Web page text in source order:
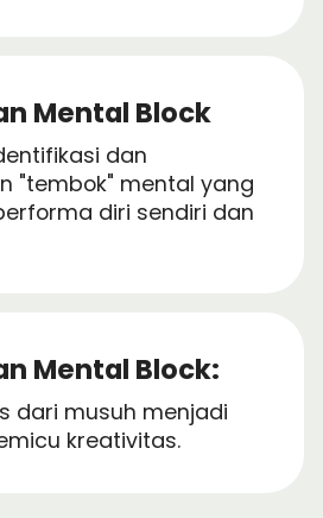
Mental Block
dan
"tembok" mental yang
diri sendiri dan
Mental Block:
dari musuh menjadi
kreativitas.